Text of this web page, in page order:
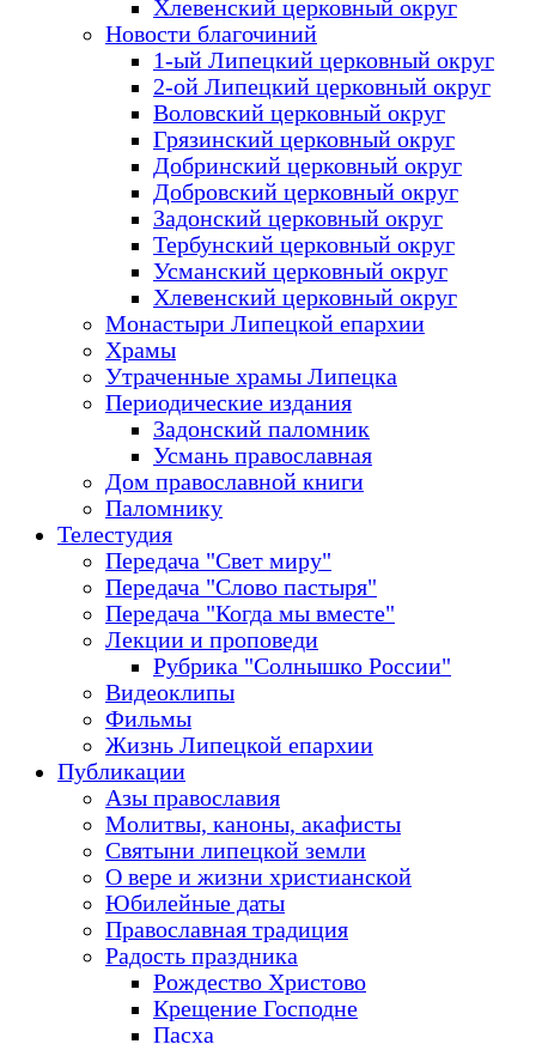
Хлевенский церковный округ
Новости благочиний
1-ый Липецкий церковный округ
2-ой Липецкий церковный округ
Воловский церковный округ
Грязинский церковный округ
Добринский церковный округ
Добровский церковный округ
Задонский церковный округ
Тербунский церковный округ
Усманский церковный округ
Хлевенский церковный округ
Монастыри Липецкой епархии
Храмы
Утраченные храмы Липецка
Периодические издания
Задонский паломник
Усмань православная
Дом православной книги
Паломнику
Телестудия
Передача "Свет миру"
Передача "Слово пастыря"
Передача "Когда мы вместе"
Лекции и проповеди
Рубрика "Солнышко России"
Видеоклипы
Фильмы
Жизнь Липецкой епархии
Публикации
Азы православия
Молитвы, каноны, акафисты
Святыни липецкой земли
О вере и жизни христианской
Юбилейные даты
Православная традиция
Радость праздника
Рождество Христово
Крещение Господне
Пасха